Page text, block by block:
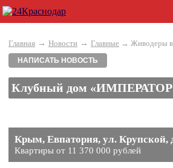
Главная → Новости → Главные → Живодеры
НАПИСАТЬ НОВОСТЬ
Клубный дом
Крым, Евпатория, ул. Крупской,
Квартиры от 11 370 000 рублей